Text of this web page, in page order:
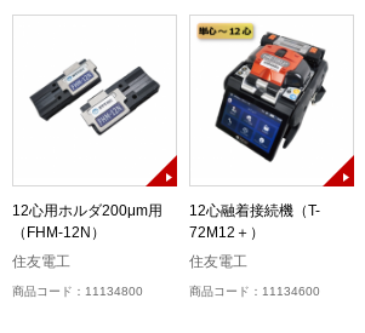
12心用ホルダ200μm用
（FHM-12N）
住友電工
商品コード：11134800
12心融着接続機（T-
72M12＋）
住友電工
商品コード：11134600